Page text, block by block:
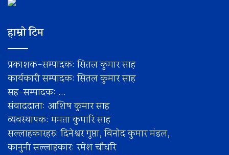
हाम्रो टिम
प्रकाशक-सम्पादक: सितल कुमार साह
कार्यकारी सम्पादक: सितल कुमार साह
सह–सम्पादक: ...
संवाददाता: आशिष कुमार साह
व्यवस्थापक: ममता कुमारि साह
सल्लाहकारहरु: दिनेश्वर गुप्ता, विनोद कुमार मंडल,
कानुनी सल्लाहकार: रमेश चाैधरि